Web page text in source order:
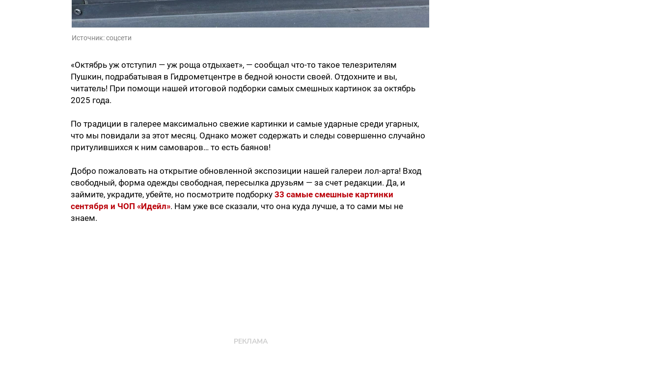
Источник:соцсети
«Октябрь уж отступил — уж роща отдыхает», — сообщал что-то такое телезрителям
Пушкин, подрабатывая в Гидрометцентре в бедной юности своей. Отдохните и вы,
читатель! При помощи нашей итоговой подборки самых смешных картинок за октябрь
2025 года.
По традиции в галерее максимально свежие картинки и самые ударные среди угарных,
что мы повидали за этот месяц. Однако может содержать и следы совершенно случайно
притулившихся к ним самоваров… то есть баянов!
Добро пожаловать на открытие обновленной экспозиции нашей галереи лол-арта! Вход
свободный, форма одежды свободная, пересылка друзьям — за счет редакции. Да, и
займите, украдите, убейте, но посмотрите подборку 33 самые смешные картинки
сентября и ЧОП «Идейл». Нам уже все сказали, что она куда лучше, а то сами мы не
знаем.